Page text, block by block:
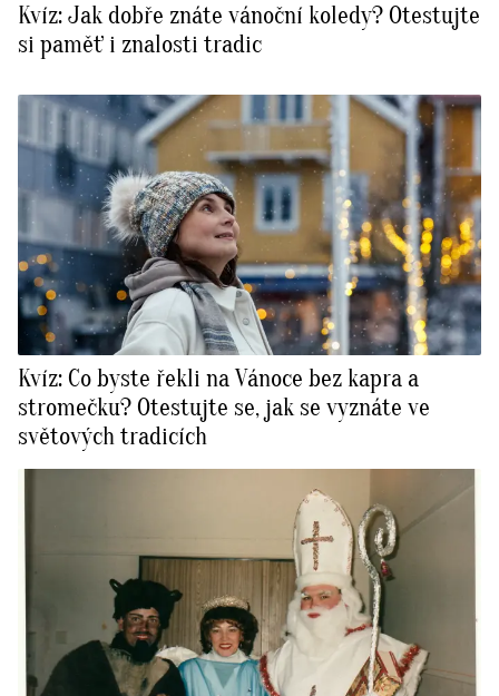
Kvíz: Jak dobře znáte vánoční koledy? Otestujte
si paměť i znalosti tradic
Kvíz: Co byste řekli na Vánoce bez kapra a
stromečku? Otestujte se, jak se vyznáte ve
světových tradicích